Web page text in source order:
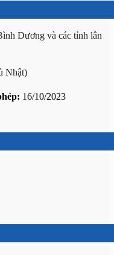
Dương và các tỉnh lân
Nhật)
16/10/2023